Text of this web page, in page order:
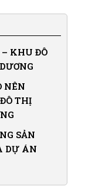
– KHU ĐÔ
NÊN
THỊ
vực nhà
ban công
SẢN
DỰ ÁN